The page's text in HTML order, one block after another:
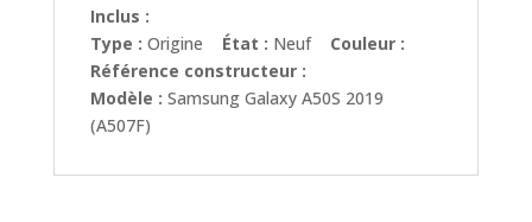
Inclus :
Type : Origine État : Neuf Couleur :
Référence constructeur :
Modèle : Samsung Galaxy A50S 2019
(A507F)